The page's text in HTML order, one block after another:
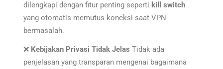
dilengkapi dengan fitur penting seperti kill switch
yang otomatis memutus koneksi saat VPN
bermasalah.
❌ Kebijakan Privasi Tidak Jelas Tidak ada
penjelasan yang transparan mengenai bagaimana